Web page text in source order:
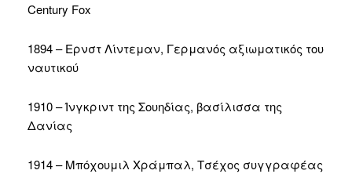
Century Fox
1894 – Ερνστ Λίντεμαν, Γερμανός αξιωματικός του
ναυτικού
1910 – Ίνγκριντ της Σουηδίας, βασίλισσα της
Δανίας
1914 – Μπόχουμιλ Χράμπαλ, Τσέχος συγγραφέας